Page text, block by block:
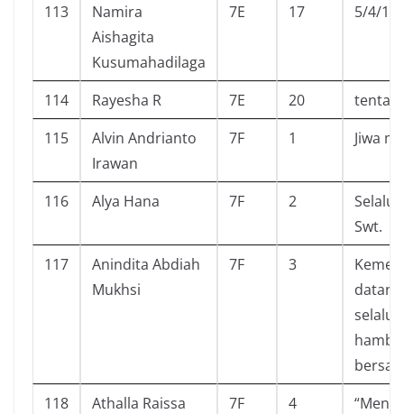
113
Namira
Aishagita
Kusumahadilaga
7E 17 5/4/
114 Rayesha R 7E 20
115
Alvin Andrianto
Irawan
7F 1 Jiwa
116 Alya Hana 7F 2
Selalu
Swt.
117
Anindita Abdiah
Mukhsi
7F 3
selalu
118
Athalla Raissa
7F 4